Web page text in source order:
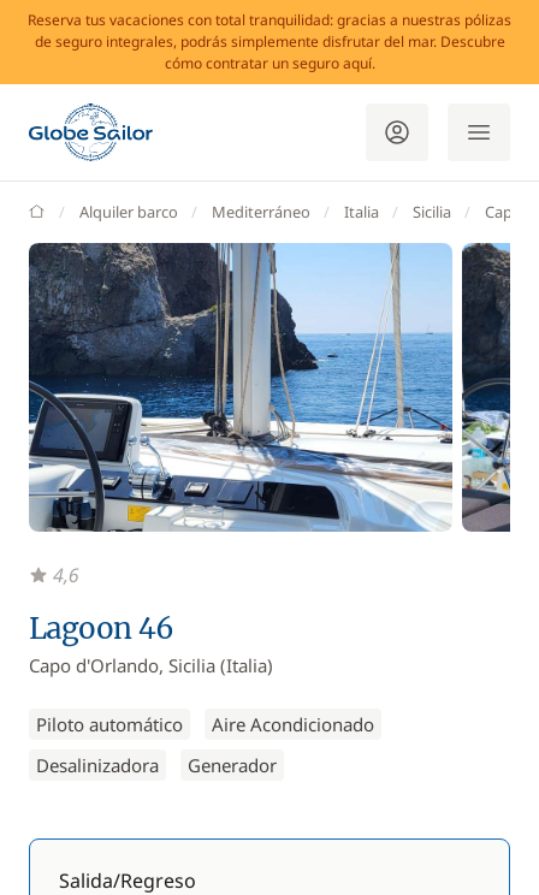
Reserva tus vacaciones con total tranquilidad: gracias a nuestras pólizas
de seguro integrales, podrás simplemente disfrutar del mar. Descubre
cómo contratar un seguro aquí.
GlobeSailor
Alquiler barco Mediterráneo Italia Sicilia Capo
Lagoon 46
Capo d'Orlando, Sicilia (Italia)
Piloto automático
Aire Acondicionado
Desalinizadora
Generador
4,6
Salida/Regreso